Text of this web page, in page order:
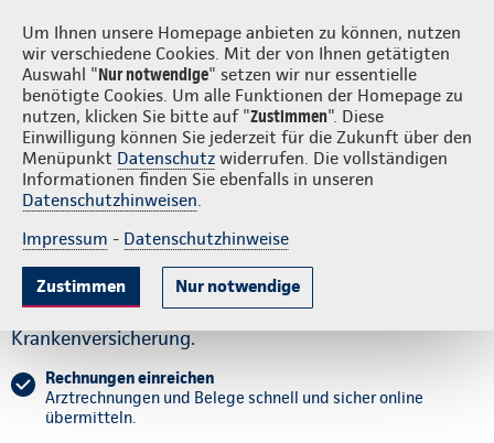
Um Ihnen unsere Homepage anbieten zu können, nutzen
wir verschiedene Cookies. Mit der von Ihnen getätigten
Auswahl "Nur notwendige" setzen wir nur essentielle
benötigte Cookies. Um alle Funktionen der Homepage zu
nutzen, klicken Sie bitte auf "Zustimmen". Diese
Einwilligung können Sie jederzeit für die Zukunft über den
Menüpunkt Datenschutz widerrufen. Die vollständigen
Informationen finden Sie ebenfalls in unseren
Datenschutzhinweisen.
Impressum - Datenschutzhinweise
Zustimmen Nur notwendige
Continentale vor Ort
Krankheitsfall Kontaktmöglichkeiten Assistance-Leistungen
Wir unterstützen Sie im
Leistungsfall.
Alles rund um Ihren Leistungsfall in der
Krankenversicherung.
Rechnungen einreichen
Arztrechnungen und Belege schnell und sicher online
übermitteln.